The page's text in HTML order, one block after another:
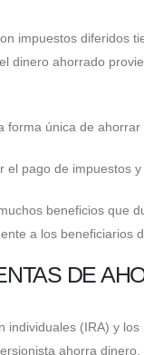
impuestos diferidos
dinero ahorrado
forma única de ahorrar
el pago de impuestos
beneficios que
a los beneficiarios
DE
individuales (IRA) y
ahorra